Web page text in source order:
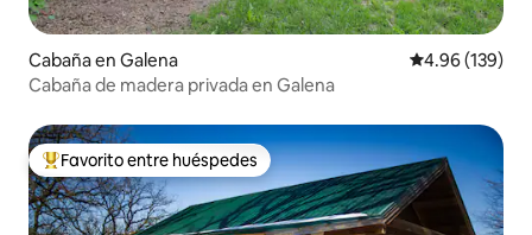
Cabaña en Galena Calificación
4.96 (139)
Cabaña de madera privada en Galena
De los mejores en Favorito entre huéspedes
Favorito entre huéspedes